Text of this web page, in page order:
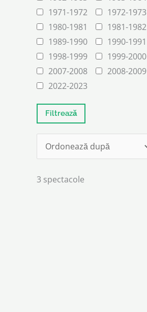
1971-1972
1972-1973
1980-1981
1981-1982
1989-1990
1990-1991
1998-1999
1999-2000
2007-2008
2008-2009
2022-2023
3 spectacole